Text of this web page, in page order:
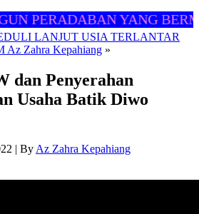
PERADABAN YANG
LANJUT USIA TERLANTAR
Az Zahra Kepahiang »
dan Penyerahan
Usaha Batik Diwo
| By Az Zahra Kepahiang